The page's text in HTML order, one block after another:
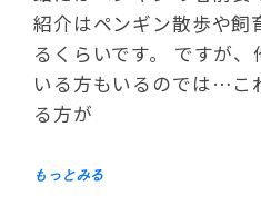
紹介はペンギン散歩や飼
るくらいです。 ですが
いる方もいるのでは…こ
る方が